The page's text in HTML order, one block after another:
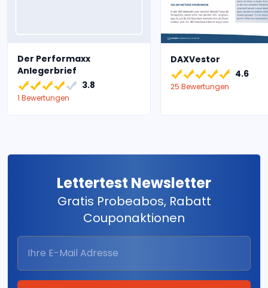
Der Performaxx
Anlegerbrief
3.8
1 Bewertungen
DAXVestor
4.6
25 Bewertungen
Lettertest Newsletter
Gratis Probeabos, Rabatt
Couponaktionen